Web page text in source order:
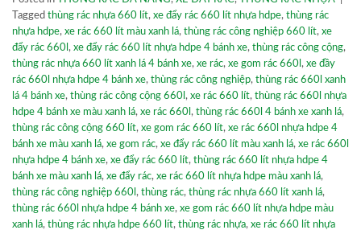
Tagged thùng rác nhựa 660 lít, xe đẩy rác 660 lít nhựa hdpe, thùng rác
nhựa hdpe, xe rác 660 lít màu xanh lá, thùng rác công nghiệp 660 lít, xe
đẩy rác 660l , xe đẩy rác 660 lít nhựa hdpe 4 bánh xe, thùng rác công cộng,
thùng rác nhựa 660 lít xanh lá 4 bánh xe, xe rác, xe gom rác 660l , xe đầy
rác 660l nhựa hdpe 4 bánh xe, thùng rác công nghiệp, thùng rác 660l xanh
lá 4 bánh xe, thùng rác công cộng 660l , xe rác 660 lít, thùng rác 660l nhựa
hdpe 4 bánh xe màu xanh lá, xe rác 660l , thùng rác 660l 4 bánh xe xanh lá,
thùng rác công cộng 660 lít, xe gom rác 660 lít, xe rác 660l nhựa hdpe 4
bánh xe màu xanh lá, xe gom rác, xe đẩy rác 660 lít màu xanh lá, xe rác 660l
nhựa hdpe 4 bánh xe, xe đẩy rác 660 lít, thùng rác 660 lít nhựa hdpe 4
bánh xe màu xanh lá, xe đẩy rác, xe rác 660 lít nhựa hdpe màu xanh lá,
thùng rác công nghiệp 660l , thùng rác, thùng rác nhựa 660 lít xanh lá,
thùng rác 660l nhựa hdpe 4 bánh xe, xe gom rác 660 lít nhựa hdpe màu
xanh lá, thùng rác nhựa hdpe 660 lít, thùng rác nhựa, xe rác 660 lít nhựa